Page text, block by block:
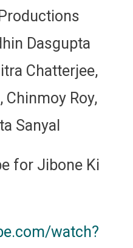
Dasgupta
Chatterjee,
Chinmoy Roy,
Sanyal
for Jibone Ki
watch?